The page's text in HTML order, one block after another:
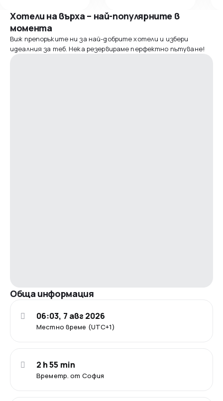
Хотели на върха – най-популярните в
момента
Виж препоръките ни за най-добрите хотели и избери
идеалния за теб. Нека резервираме перфектно пътуване!
Обща информация
Местно време (UTC+1)
06:03, 7 авг 2026
Времетр. от София
2 h 55 min